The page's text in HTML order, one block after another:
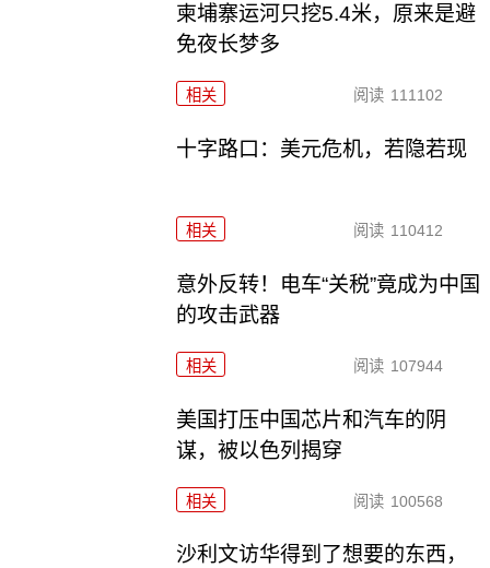
柬埔寨运河只挖5.4米，原来是避
免夜长梦多
相关 阅读 111102
十字路口：美元危机，若隐若现
相关 阅读 110412
意外反转！电车“关税”竟成为中国
的攻击武器
相关 阅读 107944
美国打压中国芯片和汽车的阴
谋，被以色列揭穿
相关 阅读 100568
沙利文访华得到了想要的东西，